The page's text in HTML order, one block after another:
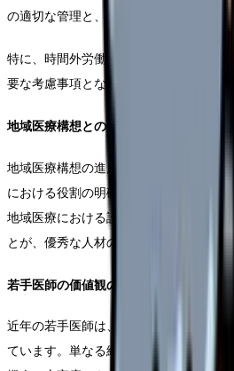
の適切な管理と、効率的な診療体制の構
特に、時間外労働の上限規制への対応
要な考慮事項となっています。
地域医療構想との整合性
地域医療構想の進展に伴い、無床診療
における役割の明確化が求められていま
地域医療における診療所の位置づけと将
とが、優秀な人材の確保につながってい
若手医師の価値観の変化
近年の若手医師は、ワークライフバラ
ています。単なる給与水準だけでなく